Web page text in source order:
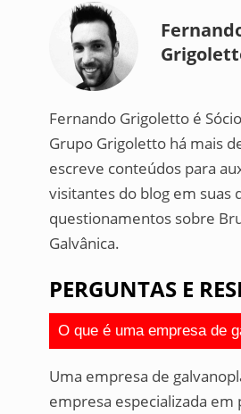
Fernando Grigoletto é
Grupo Grigoletto há mais
escreve conteúdos para
visitantes do blog em suas
questionamentos sobre
Galvânica.
PERGUNTAS E
O que é uma empresa de
Uma empresa de
empresa especializada em